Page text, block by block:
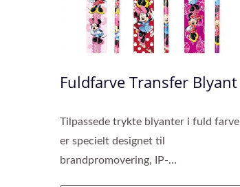
Fuldfarve Transfer Blyant
Tilpassede trykte blyanter i fuld farve
er specielt designet til
brandpromovering, IP-